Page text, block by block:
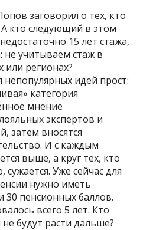
заговорил о тех, кто
А кто следующий в этом
15 лет стажа,
не учитываем стаж в
или регионах?
идей прост:
категория
мнение
экспертов и
затем вносятся
И с каждым
выше, а круг тех, кто
Уже сейчас для
нужно иметь
30 пенсионных баллов.
всего 5 лет. Кто
будут расти дальше?